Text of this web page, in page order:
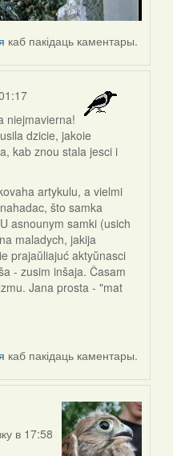
каб пакідаць каментары.
niejmavierna!
dzicie, jakoie
kab znou stala jesci i
artykulu, a vielmi
što samka
asnounym samki (usich
maladych, jakija
prajaŭliajuć aktyŭnasci
- zusim inšaja. Časam
Jana prosta - "mat
каб пакідаць каментары.
в 17:58